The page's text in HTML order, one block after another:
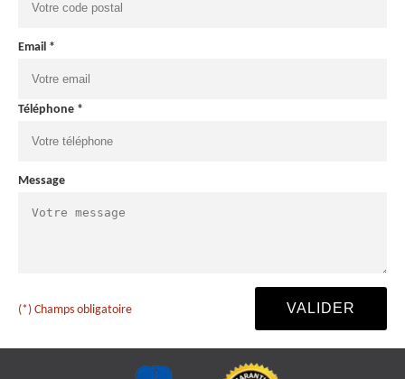
Email *
Téléphone *
Message
(*) Champs obligatoire